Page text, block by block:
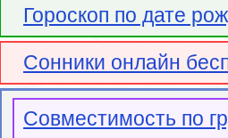
Гороскоп по дате
Сонники онлайн
Совместимость по